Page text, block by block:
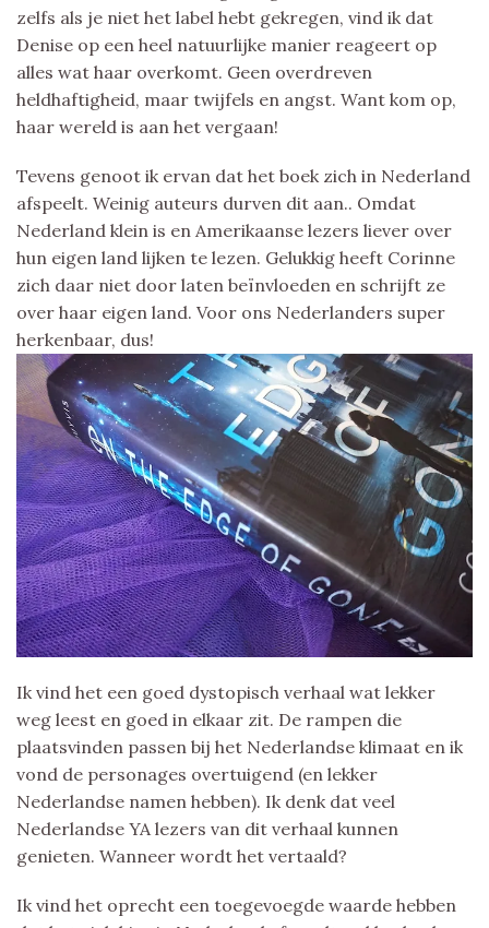
zelfs als je niet het label hebt gekregen, vind ik dat
Denise op een heel natuurlijke manier reageert op
alles wat haar overkomt. Geen overdreven
heldhaftigheid, maar twijfels en angst. Want kom op,
haar wereld is aan het vergaan!
Tevens genoot ik ervan dat het boek zich in Nederland
afspeelt. Weinig auteurs durven dit aan.. Omdat
Nederland klein is en Amerikaanse lezers liever over
hun eigen land lijken te lezen. Gelukkig heeft Corinne
zich daar niet door laten beïnvloeden en schrijft ze
over haar eigen land. Voor ons Nederlanders super
herkenbaar, dus!
Ik vind het een goed dystopisch verhaal wat lekker
weg leest en goed in elkaar zit. De rampen die
plaatsvinden passen bij het Nederlandse klimaat en ik
vond de personages overtuigend (en lekker
Nederlandse namen hebben). Ik denk dat veel
Nederlandse YA lezers van dit verhaal kunnen
genieten. Wanneer wordt het vertaald?
Ik vind het oprecht een toegevoegde waarde hebben